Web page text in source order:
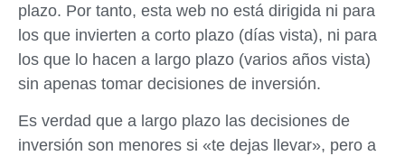
plazo. Por tanto, esta web no está dirigida ni para
los que invierten a corto plazo (días vista), ni para
los que lo hacen a largo plazo (varios años vista)
sin apenas tomar decisiones de inversión.
Es verdad que a largo plazo las decisiones de
inversión son menores si «te dejas llevar», pero a